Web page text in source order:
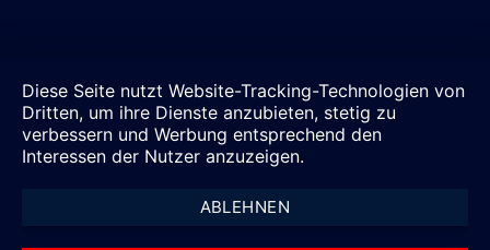
Diese Seite nutzt Website-Tracking-Technologien von
Dritten, um ihre Dienste anzubieten, stetig zu
verbessern und Werbung entsprechend den
Interessen der Nutzer anzuzeigen.
ABLEHNEN